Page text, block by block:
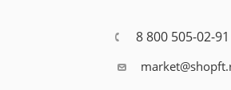
8 800 505-02-91